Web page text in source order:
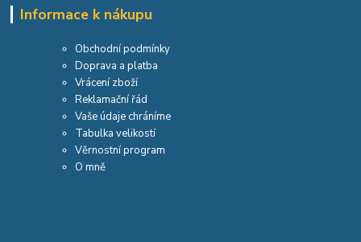
Informace k nákupu
Obchodní podmínky
Doprava a platba
Vrácení zboží
Reklamační řád
Vaše údaje chráníme
Tabulka velikostí
Věrnostní program
O mně